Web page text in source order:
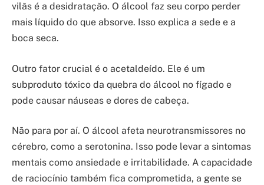
vilãs é a desidratação. O álcool faz seu corpo perder
mais líquido do que absorve. Isso explica a sede e a
boca seca.
Outro fator crucial é o acetaldeído. Ele é um
subproduto tóxico da quebra do álcool no fígado e
pode causar náuseas e dores de cabeça.
Não para por aí. O álcool afeta neurotransmissores no
cérebro, como a serotonina. Isso pode levar a sintomas
mentais como ansiedade e irritabilidade. A capacidade
de raciocínio também fica comprometida, a gente se